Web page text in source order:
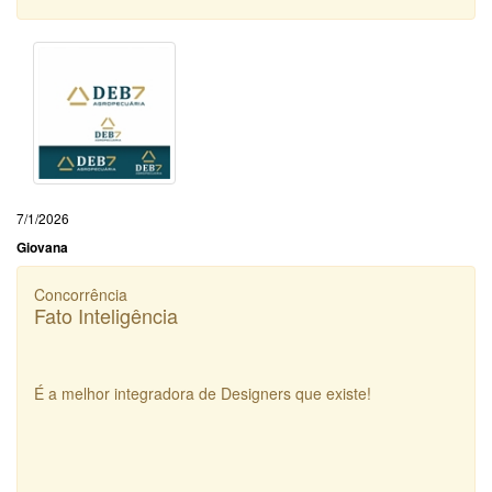
7/1/2026
Giovana
Concorrência
Fato Inteligência
É a melhor integradora de Designers que existe!